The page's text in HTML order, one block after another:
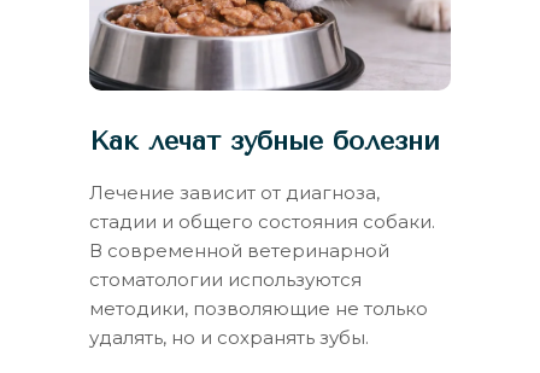
Как лечат зубные болезни
Лечение зависит от диагноза,
стадии и общего состояния собаки.
В современной ветеринарной
стоматологии используются
методики, позволяющие не только
удалять, но и сохранять зубы.